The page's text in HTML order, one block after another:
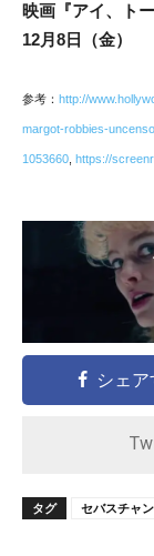
映画『アイ、ト
12月8日（金）
参考： http://
margot-robbies-
1053660 https://
シェア
タグ セバスチャ